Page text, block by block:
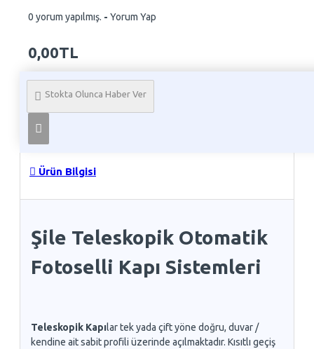
0 yorum yapılmış. - Yorum Yap
0,00TL
Stokta Olunca Haber Ver
Telefon İle Sipariş
Ürün Bilgisi
Şile Teleskopik Otomatik
Fotoselli Kapı Sistemleri
Teleskopik Kapılar tek yada çift yöne doğru, duvar /
kendine ait sabit profili üzerinde açılmaktadır. Kısıtlı geçiş